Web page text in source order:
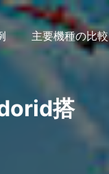
主要機種の比較
搭